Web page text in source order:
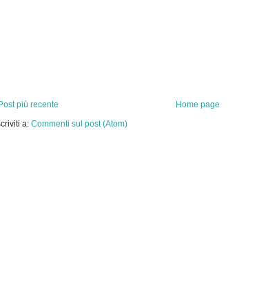
Post più recente
Home page
a: Commenti sul post (Atom)